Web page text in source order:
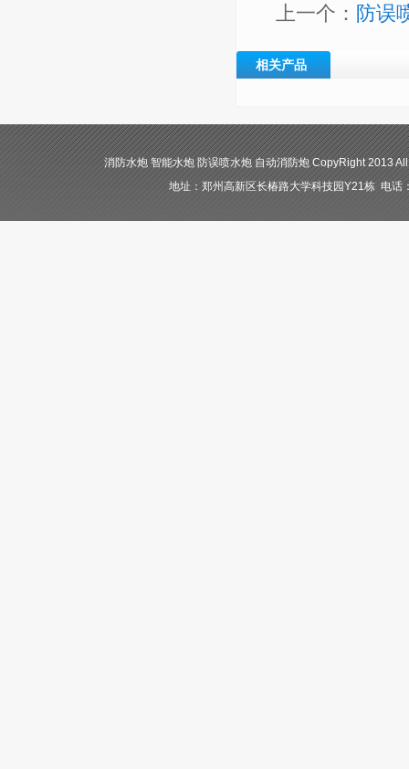
上一个： 防误
相关产品
消防水炮 智能水炮 防误喷水炮 自动消防炮 CopyRight 2013
地址：郑州高新区长椿路大学科技园Y21栋 电